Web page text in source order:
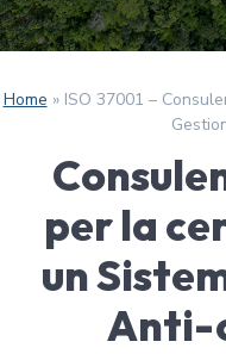
Home » ISO 37001 –
per la
un
Anti-